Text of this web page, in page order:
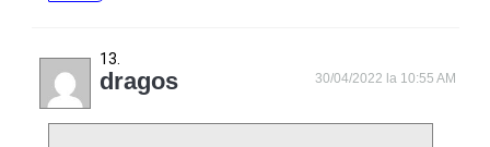
dragos 30/04/2022 la 10:55 AM